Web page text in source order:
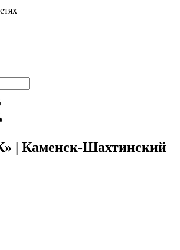
| Каменск-Шахтинский